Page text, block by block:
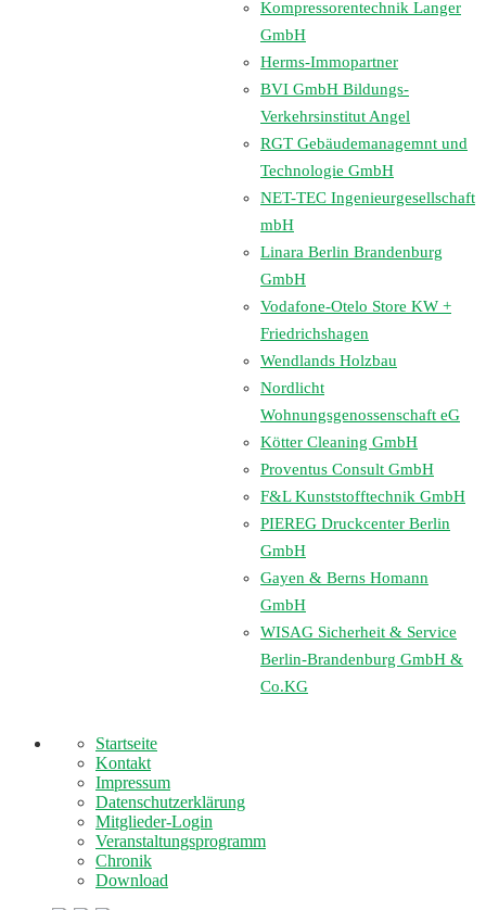
Kompressorentechnik Langer
GmbH
Herms-Immopartner
BVI GmbH Bildungs-
Verkehrsinstitut Angel
RGT Gebäudemanagemnt und
Technologie GmbH
NET-TEC Ingenieurgesellschaft
mbH
Linara Berlin Brandenburg
GmbH
Vodafone-Otelo Store KW +
Friedrichshagen
Wendlands Holzbau
Nordlicht
Wohnungsgenossenschaft eG
Kötter Cleaning GmbH
Proventus Consult GmbH
F&L Kunststofftechnik GmbH
PIEREG Druckcenter Berlin
GmbH
Gayen & Berns Homann
GmbH
WISAG Sicherheit & Service
Berlin-Brandenburg GmbH &
Co.KG
Startseite
Kontakt
Impressum
Datenschutzerklärung
Mitglieder-Login
Veranstaltungsprogramm
Chronik
Download